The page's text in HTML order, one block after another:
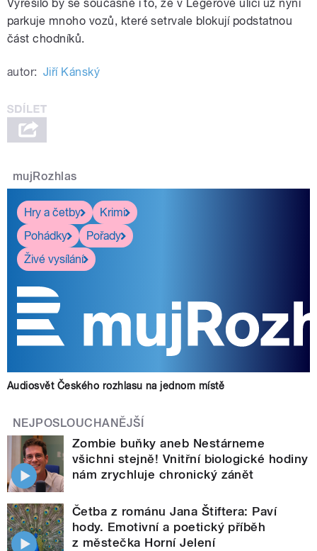
Vyřešilo by se současně i to, že v Legerově ulici už nyní
parkuje mnoho vozů, které setrvale blokují podstatnou
část chodníků.
autor: Jiří Kánský
mujRozhlas
Hry a četby
Krimi
Pohádky
Pořady
Živé vysílání
Audiosvět Českého rozhlasu na jednom místě
NEJPOSLOUCHANĚJŠÍ
Zombie buňky aneb Nestárneme
všichni stejně! Vnitřní biologické hodiny
nám zrychluje chronický zánět
Četba z románu Jana Štiftera: Paví
hody. Emotivní a poetický příběh
z městečka Horní Jelení